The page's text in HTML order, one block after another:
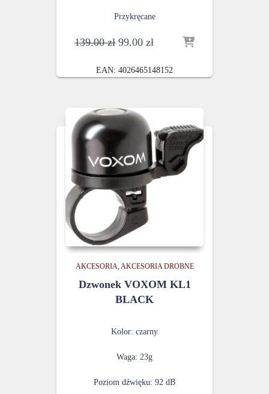
Przykręcane
139.00zł Pierwotna
wynosiła:
139.00 zł.
99.00 złAktualna
wynosi:
99.00 zł.
EAN: 4026465148152
AKCESORIA AKCESORIA DROBNE
Dzwonek VOXOM KL1
BLACK
Kolor: czarny
Waga: 23g
Poziom dźwięku: 92 dB